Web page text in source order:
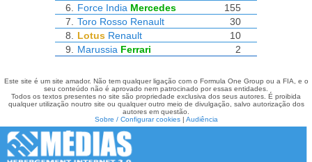
6.
Force India Mercedes
155
7.
Toro Rosso Renault
30
8.
Lotus Renault
10
9.
Marussia Ferrari 2
Este site é um site amador. Não tem qualquer ligação com o Formula One Group ou a FIA, e o
seu conteúdo não é aprovado nem patrocinado por essas entidades.
Todos os textos presentes no site são propriedade exclusiva dos seus autores. É proibida
qualquer utilização noutro site ou qualquer outro meio de divulgação, salvo autorização dos
autores em questão.
Sobre / Configurar cookies| Audiência